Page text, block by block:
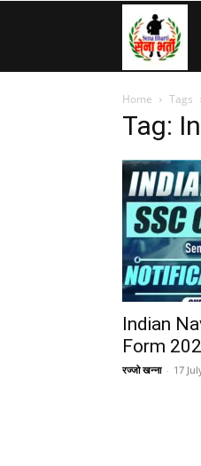
»
Home Tags
Tag:
Indian
Form
रज्जो खन्ना - 17